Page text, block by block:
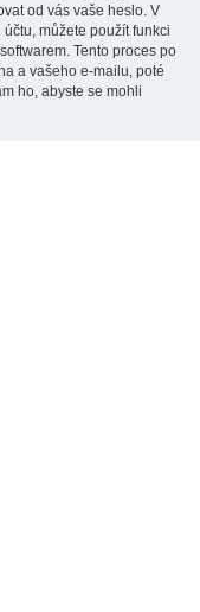
od vás vaše heslo. V
můžete použít funkci
Tento proces po
a vašeho e-mailu, poté
ho, abyste se mohli